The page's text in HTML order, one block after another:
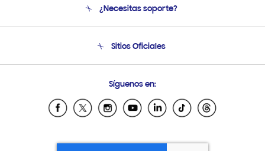
Soporte
Condiciones de Compra
¿Necesitas soporte?
Soporte vía eMail
Sitios Oficiales
Samsung Ecuador
Samsung El Salvador
Samsung Honduras
Síguenos en: